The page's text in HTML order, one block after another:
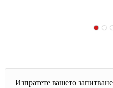
Изпратете вашето запитване